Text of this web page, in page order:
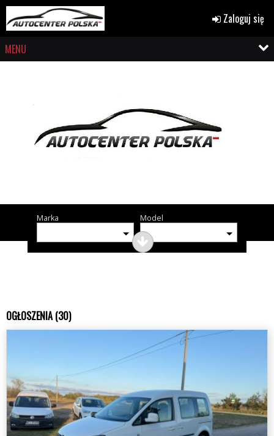
Zaloguj się
MENU
Marka Model
OGŁOSZENIA (30)